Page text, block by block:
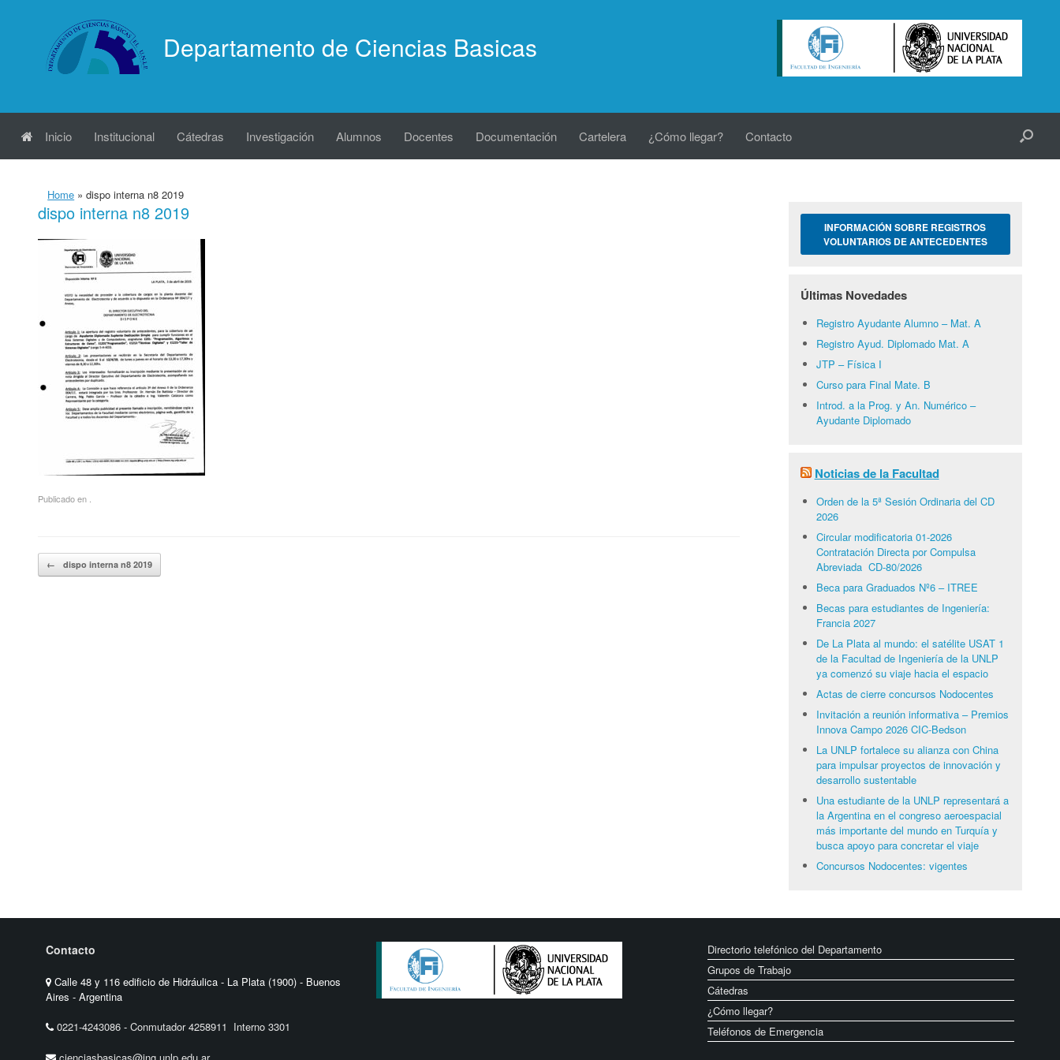
Departamento de Ciencias Basicas
Inicio Institucional Cátedras Investigación Alumnos Docentes Documentación Cartelera ¿Cómo llegar? Contacto
Home » dispo interna n8 2019
dispo interna n8 2019
Publicado en .
Navegador de artículos
← dispo interna n8 2019
INFORMACIÓN SOBRE REGISTROS
VOLUNTARIOS DE ANTECEDENTES
Últimas Novedades
Registro Ayudante Alumno – Mat. A
Registro Ayud. Diplomado Mat. A
JTP – Física I
Curso para Final Mate. B
Introd. a la Prog. y An. Numérico –
Ayudante Diplomado
Noticias de la Facultad
Orden de la 5ª Sesión Ordinaria del CD
2026
Circular modificatoria 01-2026
Contratación Directa por Compulsa
Abreviada CD-80/2026
Beca para Graduados Nº6 – ITREE
Becas para estudiantes de Ingeniería:
Francia 2027
De La Plata al mundo: el satélite USAT 1
de la Facultad de Ingeniería de la UNLP
ya comenzó su viaje hacia el espacio
Actas de cierre concursos Nodocentes
Invitación a reunión informativa – Premios
Innova Campo 2026 CIC-Bedson
La UNLP fortalece su alianza con China
para impulsar proyectos de innovación y
desarrollo sustentable
Una estudiante de la UNLP representará a
la Argentina en el congreso aeroespacial
más importante del mundo en Turquía y
busca apoyo para concretar el viaje
Concursos Nodocentes: vigentes
Contacto
Calle 48 y 116 edificio de Hidráulica - La Plata (1900) - Buenos
Aires - Argentina
0221-4243086 -Conmutador 4258911 Interno 3301
Directorio telefónico del Departamento
Grupos de Trabajo
Cátedras
¿Cómo llegar?
Teléfonos de Emergencia